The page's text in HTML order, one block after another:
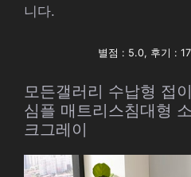
니다.
별점 : 5.0, 후기 :
모든갤러리 수납형 접
심플 매트리스침대형
크그레이